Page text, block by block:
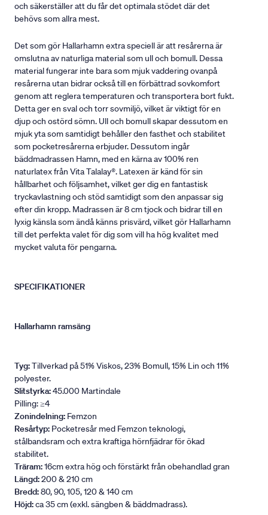
och säkerställer att du får det optimala stödet där det
behövs som allra mest.
Det som gör Hallarhamn extra speciell är att resårerna är
omslutna av naturliga material som ull och bomull. Dessa
material fungerar inte bara som mjuk vaddering ovanpå
resårerna utan bidrar också till en förbättrad sovkomfort
genom att reglera temperaturen och transportera bort fukt.
Detta ger en sval och torr sovmiljö, vilket är viktigt för en
djup och ostörd sömn. Ull och bomull skapar dessutom en
mjuk yta som samtidigt behåller den fasthet och stabilitet
som pocketresårerna erbjuder. Dessutom ingår
bäddmadrassen Hamn, med en kärna av 100% ren
naturlatex från Vita Talalay®. Latexen är känd för sin
hållbarhet och följsamhet, vilket ger dig en fantastisk
tryckavlastning och stöd samtidigt som den anpassar sig
efter din kropp. Madrassen är 8 cm tjock och bidrar till en
lyxig känsla som ändå känns prisvärd, vilket gör Hallarhamn
till det perfekta valet för dig som vill ha hög kvalitet med
mycket valuta för pengarna.
SPECIFIKATIONER
Hallarhamn ramsäng
Tyg:Tillverkad på 51% Viskos, 23% Bomull, 15% Lin och 11%
polyester.
Slitstyrka:45.000 Martindale
Pilling: ≥4
Zonindelning: Femzon
Resårtyp: Pocketresår med Femzon teknologi,
stålbandsram och extra kraftiga hörnfjädrar för ökad
stabilitet.
Träram:16cm extra hög och förstärkt från obehandlad gran
Längd:200 & 210 cm
Bredd:80, 90, 105, 120 & 140 cm
Höjd:ca 35 cm (exkl. sängben & bäddmadrass).